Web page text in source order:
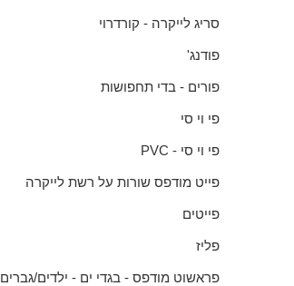
סריג לייקרה - קורדרוי
פודנג'
פורים - בדי תחפושות
פי וי סי
פי וי סי - PVC
פייט מודפס שורות על רשת לייקרה
פייטים
פליז
פראשוט מודפס - בגדי ים - ילדים/גברים